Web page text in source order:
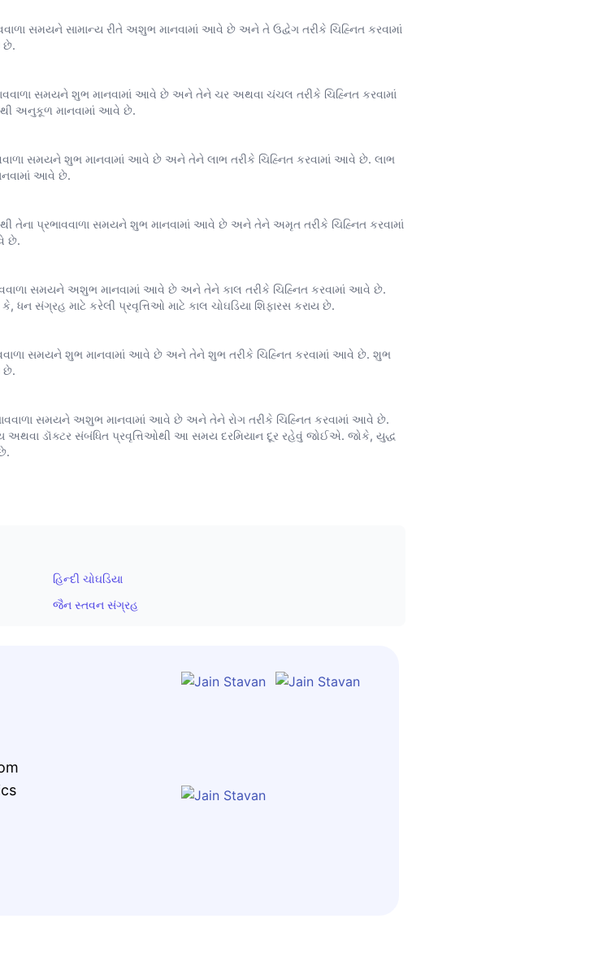
સમયને સામાન્ય રીતે અશુભ માનવામાં આવે છે અને તે ઉદ્વેગ તરીકે ચિહ્નિત કરવામાં
છે.
સમયને શુભ માનવામાં આવે છે અને તેને ચર અથવા ચંચલ તરીકે ચિહ્નિત કરવામાં
અનુકૂળ માનવામાં આવે છે.
સમયને શુભ માનવામાં આવે છે અને તેને લાભ તરીકે ચિહ્નિત કરવામાં આવે છે. લાભ
આવે છે.
તેના પ્રભાવવાળા સમયને શુભ માનવામાં આવે છે અને તેને અમૃત તરીકે ચિહ્નિત કરવામાં
છે.
સમયને અશુભ માનવામાં આવે છે અને તેને કાલ તરીકે ચિહ્નિત કરવામાં આવે છે.
ધન સંગ્રહ માટે કરેલી પ્રવૃત્તિઓ માટે કાલ ચોઘડિયા શિફારસ કરાય છે.
સમયને શુભ માનવામાં આવે છે અને તેને શુભ તરીકે ચિહ્નિત કરવામાં આવે છે. શુભ
છે.
સમયને અશુભ માનવામાં આવે છે અને તેને રોગ તરીકે ચિહ્નિત કરવામાં આવે છે.
ડૉક્ટર સંબંધિત પ્રવૃત્તિઓથી આ સમય દરમિયાન દૂર રહેવું જોઈએ. જોકે, યુદ્ધ
હિન્દી ચોઘડિયા
જૈન સ્તવન સંગ્રહ